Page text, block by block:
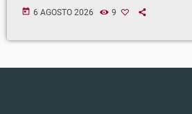
today 6 AGOSTO 2026 9